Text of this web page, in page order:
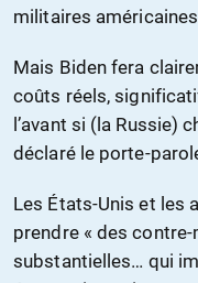
militaires
Mais Biden fera
coûts réels,
l’avant si (la Russie)
déclaré le porte-
Les États-Unis et les
prendre « des
substantielles… qui